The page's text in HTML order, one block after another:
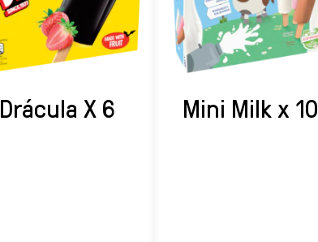
Drácula X 6 Mini Milk x 10